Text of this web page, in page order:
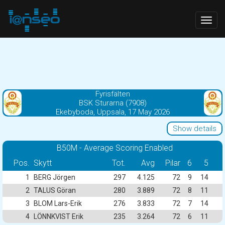
Fyrisfälten
BSK Sturarna (7908)
Ekebyboda, Uppsala, 17 May 2026
Show details
B50M - Average Scoring Enabled
Pos. Skytt Tot. Avg Pilar 6 5
1 BERG Jörgen 297 4.125 72 9
14
2 TALUS Göran 280 3.889 72 8
11
3
BLOM Lars-Erik 276 3.833 72 7
14
4
LÖNNKVIST Erik 235 3.264 72 6 11